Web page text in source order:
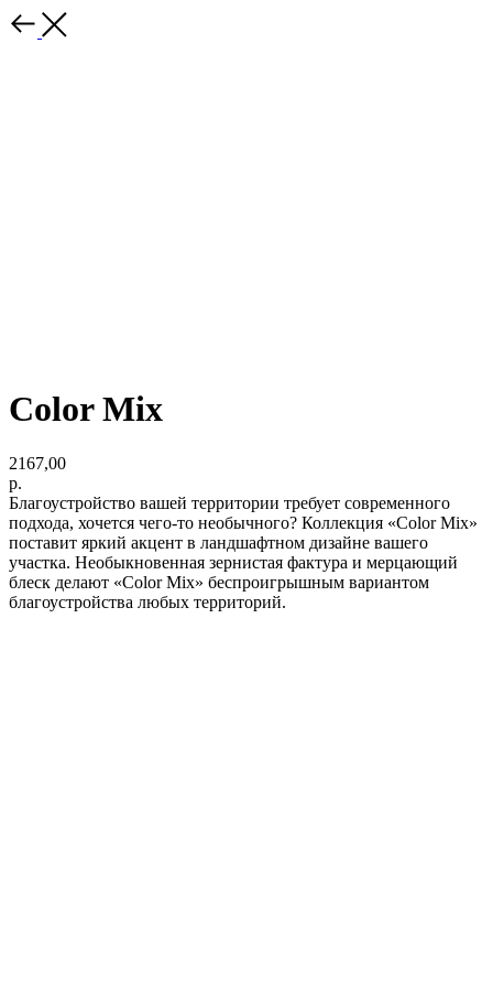
Color Mix
2167,00
р.
Благоустройство вашей территории требует современного
подхода, хочется чего-то необычного? Коллекция «Color Mix»
поставит яркий акцент в ландшафтном дизайне вашего
участка. Необыкновенная зернистая фактура и мерцающий
блеск делают «Color Mix» беспроигрышным вариантом
благоустройства любых территорий.